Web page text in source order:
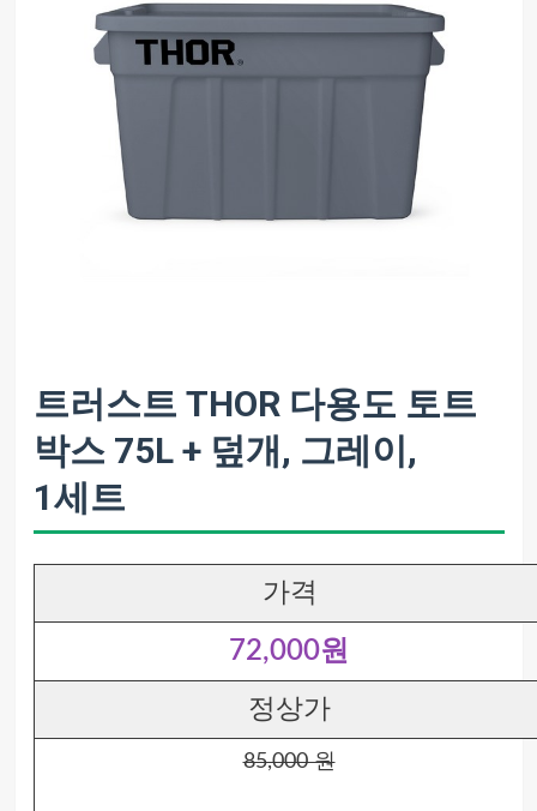
트러스트 THOR 다용도 토트
박스 75L + 덮개, 그레이,
1세트
가격
72,000원
정상가
85,000 원